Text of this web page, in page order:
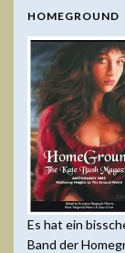
HOMEGROUND
Es hat ein
Band der